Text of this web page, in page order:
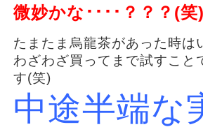
微妙かな････？？？(笑)
たまたま烏龍茶があった時は
わざわざ買ってまで試すこと
す(笑)
中途半端な